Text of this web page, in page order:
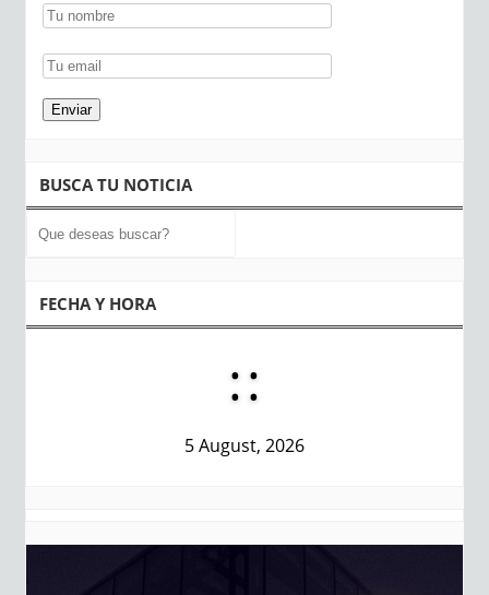
BUSCA TU NOTICIA
FECHA Y HORA
::
5 August, 2026